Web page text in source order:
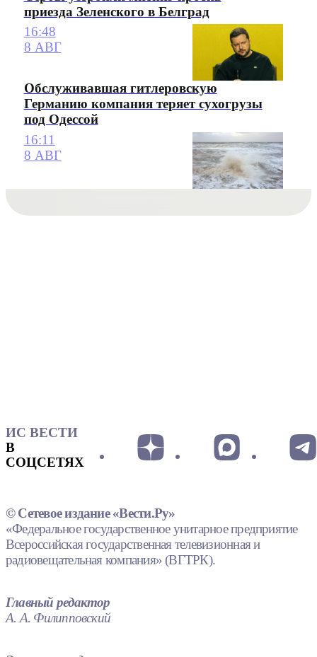
приезда Зеленского в Белград
16:48
8 АВГ
Обслуживавшая гитлеровскую
Германию компания теряет сухогрузы
под Одессой
16:11
8 АВГ
ИС ВЕСТИ
В
СОЦСЕТЯХ
© Сетевое издание «Вести.Ру»
«Федеральное государственное унитарное предприятие
Всероссийская государственная телевизионная и
радиовещательная компания» (ВГТРК).
Главный редактор
А. А. Филипповский